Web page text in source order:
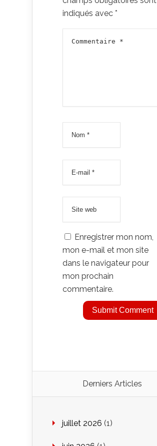
indiqués avec *
Enregistrer mon nom,
mon e-mail et mon site
dans le navigateur pour
mon prochain
commentaire.
Derniers Articles
juillet 2026 (1)